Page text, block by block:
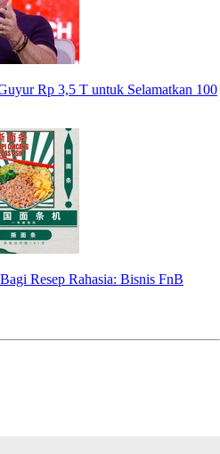
Rp 3,5 T untuk Selamatkan 100
Resep Rahasia: Bisnis FnB